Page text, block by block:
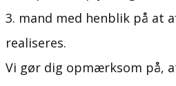
3. mand med henblik på at
realiseres.
Vi gør dig opmærksom på,